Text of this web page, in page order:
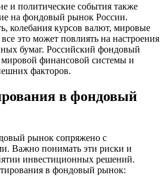
и политические события также
на фондовый рынок России.
колебания курсов валют, мировые
это может повлиять на настроения
бумаг. Российский фондовый
мировой финансовой системы и
факторов.
в фондовый
рынок сопряжено с
Важно понимать эти риски и
инвестиционных решений.
в фондовый рынок: